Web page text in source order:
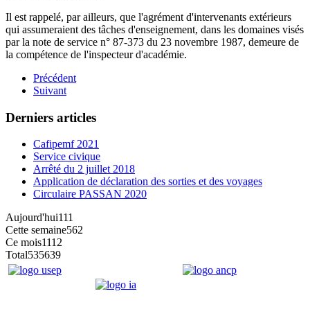
Il est rappelé, par ailleurs, que l'agrément d'intervenants extérieurs
qui assumeraient des tâches d'enseignement, dans les domaines visés
par la note de service n° 87-373 du 23 novembre 1987, demeure de
la compétence de l'inspecteur d'académie.
Précédent
Suivant
Derniers articles
Cafipemf 2021
Service civique
Arrêté du 2 juillet 2018
Application de déclaration des sorties et des voyages
Circulaire PASSAN 2020
Aujourd'hui111
Cette semaine562
Ce mois1112
Total535639